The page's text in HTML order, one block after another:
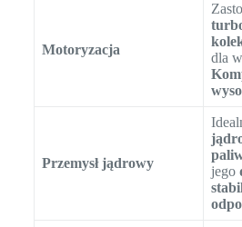
Motoryzacja
dla
Przemysł jądrowy
jego